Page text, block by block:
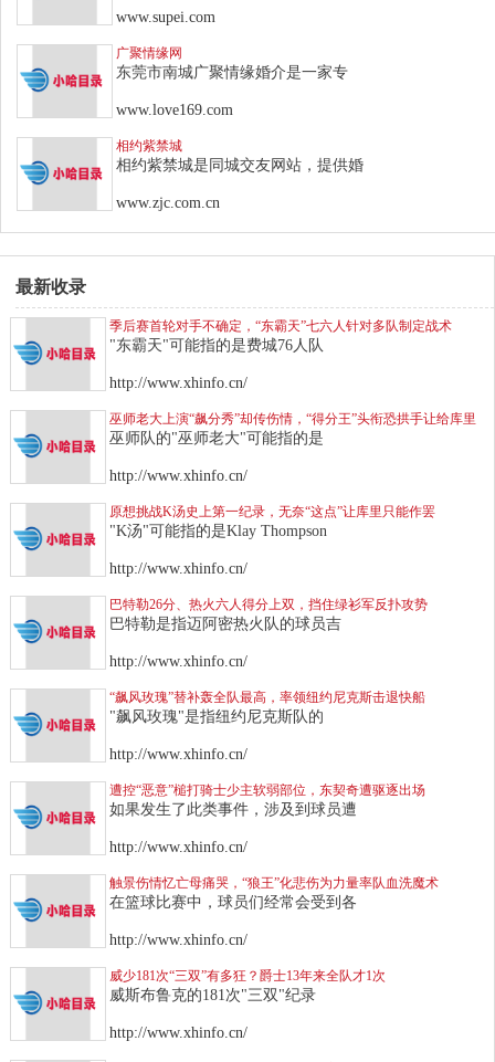
www.supei.com
广聚情缘网
东莞市南城广聚情缘婚介是一家专
www.love169.com
相约紫禁城
相约紫禁城是同城交友网站，提供婚
www.zjc.com.cn
最新收录
季后赛首轮对手不确定，“东霸天”七六人针对多队制定战术
"东霸天"可能指的是费城76人队
http://www.xhinfo.cn/
巫师老大上演“飙分秀”却传伤情，“得分王”头衔恐拱手让给库里
巫师队的"巫师老大"可能指的是
http://www.xhinfo.cn/
原想挑战K汤史上第一纪录，无奈“这点”让库里只能作罢
"K汤"可能指的是Klay Thompson
http://www.xhinfo.cn/
巴特勒26分、热火六人得分上双，挡住绿衫军反扑攻势
巴特勒是指迈阿密热火队的球员吉
http://www.xhinfo.cn/
“飙风玫瑰”替补轰全队最高，率领纽约尼克斯击退快船
"飙风玫瑰"是指纽约尼克斯队的
http://www.xhinfo.cn/
遭控“恶意”槌打骑士少主软弱部位，东契奇遭驱逐出场
如果发生了此类事件，涉及到球员遭
http://www.xhinfo.cn/
触景伤情忆亡母痛哭，“狼王”化悲伤为力量率队血洗魔术
在篮球比赛中，球员们经常会受到各
http://www.xhinfo.cn/
威少181次“三双”有多狂？爵士13年来全队才1次
威斯布鲁克的181次"三双"纪录
http://www.xhinfo.cn/